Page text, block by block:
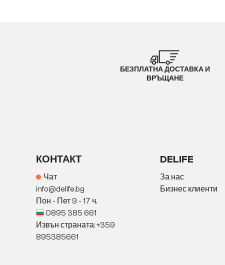
БЕЗПЛАТНА ДОСТАВКА И
ВРЪЩАНЕ
КОНТАКТ
Чат
info@delife.bg
Пон - Пет 9 - 17 ч.
0895 385 661
Извън страната: +359
895385661
DELIFE
За нас
Бизнес клиенти